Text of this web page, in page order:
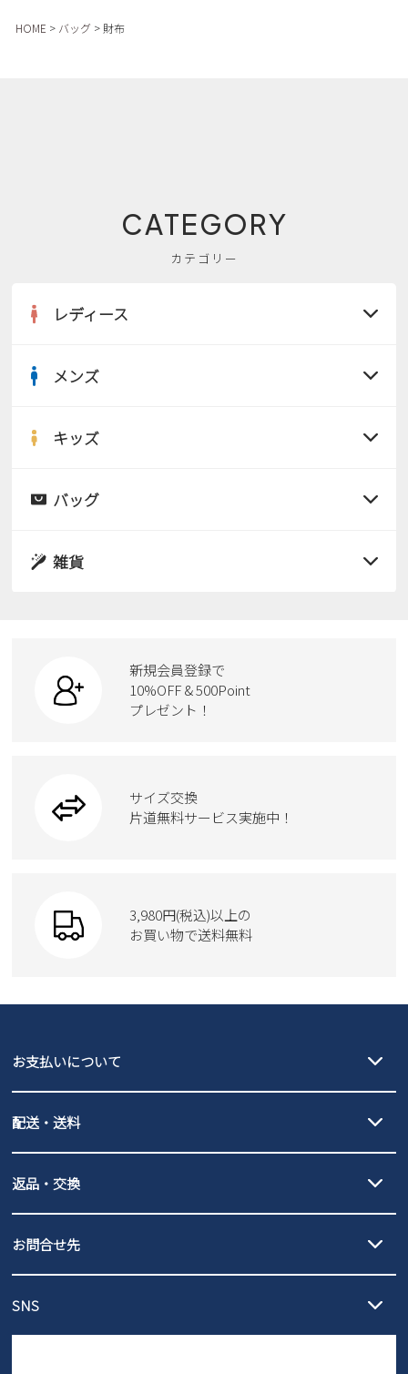
新規会員登録
お問い合わせ
HOME バッグ 財布
CATEGORY
カテゴリー
レディース
サンダル
スニーカー
カジュアルシューズ
ワークシューズ
ウェア
moz
メンズ
サンダル
ローファー
ブーツ
Parade
GAP
キッズ
サンダル
スクール
new balance
瞬足
バッグ
ボディバッグ
ハンドバッグ
トートバッグ
雑貨
ケア用品
新規会員登録で
10%OFF & 500Point
プレゼント！
サイズ交換
片道無料サービス実施中！
3,980円(税込)以上の
お買い物で送料無料
お支払いについて
PayPay（オンライン決済）、代金引換のご利用が可能です。
配送・送料
北海道・本州・四国・九州…550円
3,980円（税込）以上お買い上げで送料無料
発送日・送料詳細については
ご利用ください。
全国一律…220円（税込）
発送日・送料詳細についてはご利用ガイドを
ご利用ください。
返品・交換
の片道無料サービスを実施中！
ントとしても安心してご利用いただけるよう、サイズ交換の受付期
お問合せ先
営業時間：11時～17時
SNS